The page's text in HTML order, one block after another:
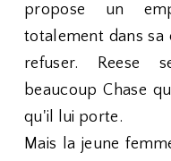
propose un
totalement dans sa
refuser. Reese
beaucoup Chase
qu'il lui porte.
Mais la jeune